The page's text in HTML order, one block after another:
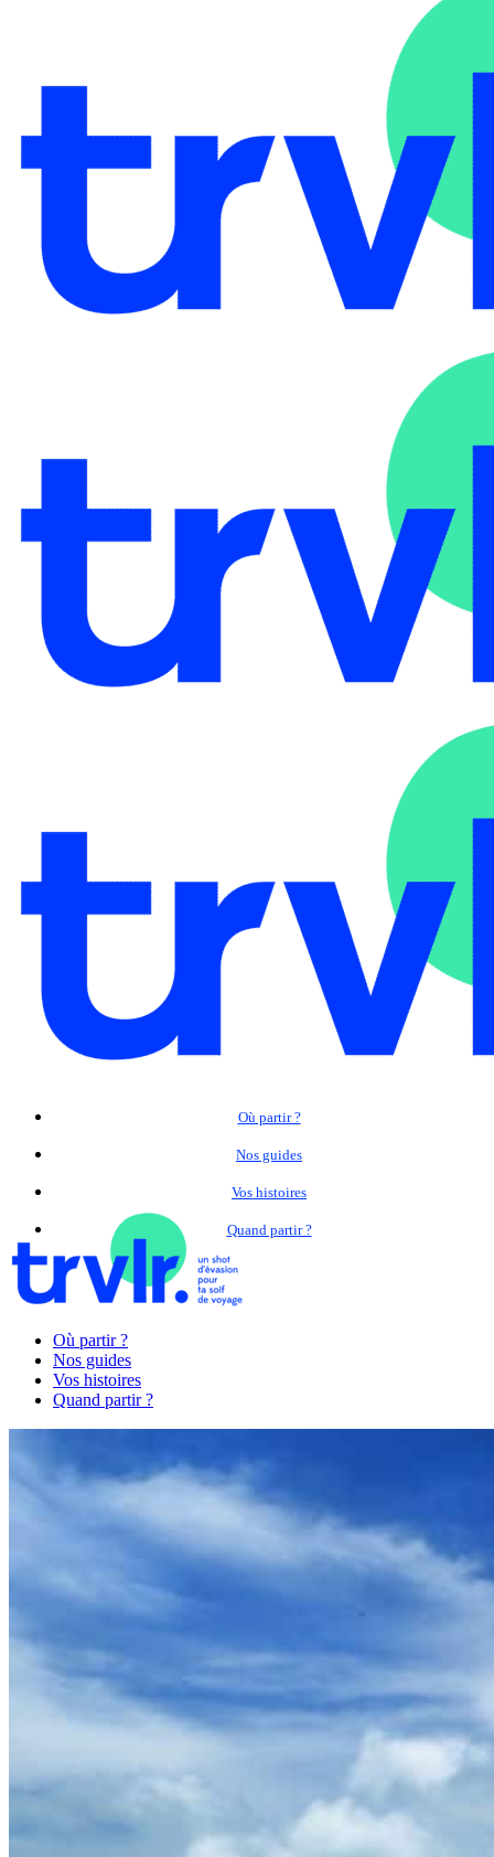
Où partir ?
Nos guides
Vos histoires
Quand partir ?
Où partir ?
Nos guides
Vos histoires
Quand partir ?